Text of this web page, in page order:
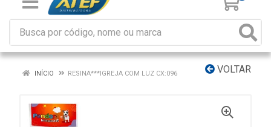
VOLTAR
INÍCIO RESINA***IGREJA COM LUZ CX:096